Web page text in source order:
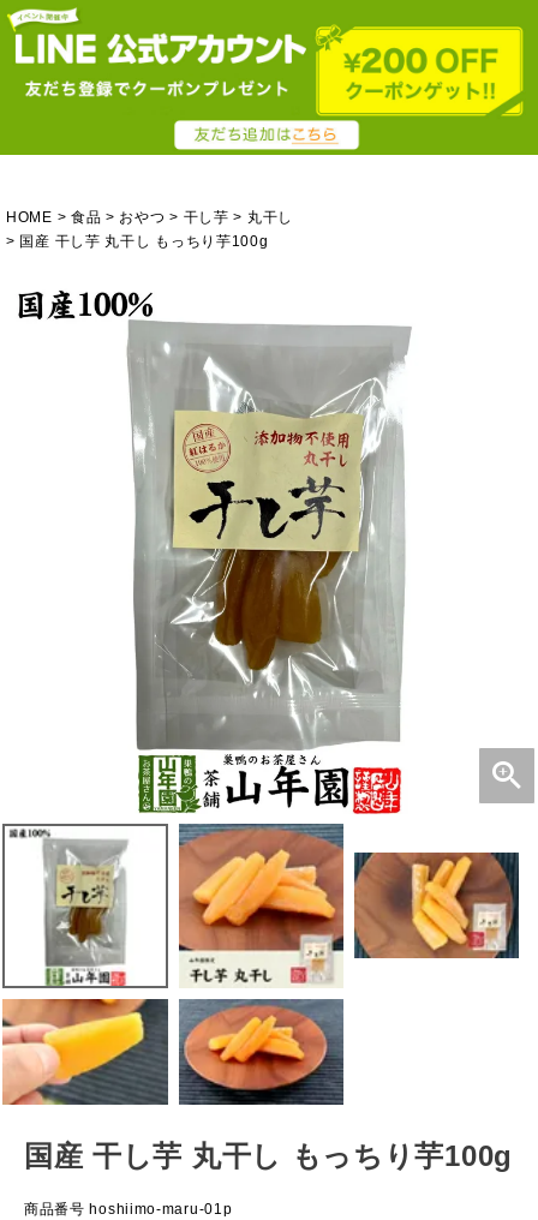
HOME 食品 おやつ 干し芋
丸干し
国産 干し芋 丸干し もっちり芋100g
国産 干し芋 丸干し もっちり芋100g
商品番号 hoshiimo-maru-01p